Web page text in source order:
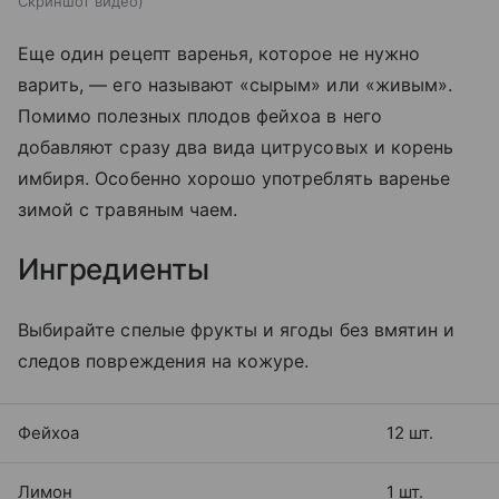
Еще один рецепт варенья, которое не нужно
варить, — его называют «сырым» или «живым».
Помимо полезных плодов фейхоа в него
добавляют сразу два вида цитрусовых и корень
имбиря. Особенно хорошо употреблять варенье
зимой с травяным чаем.
Ингредиенты
Выбирайте спелые фрукты и ягоды без вмятин и
следов повреждения на кожуре.
Фейхоа 12 шт.
Лимон 1 шт.